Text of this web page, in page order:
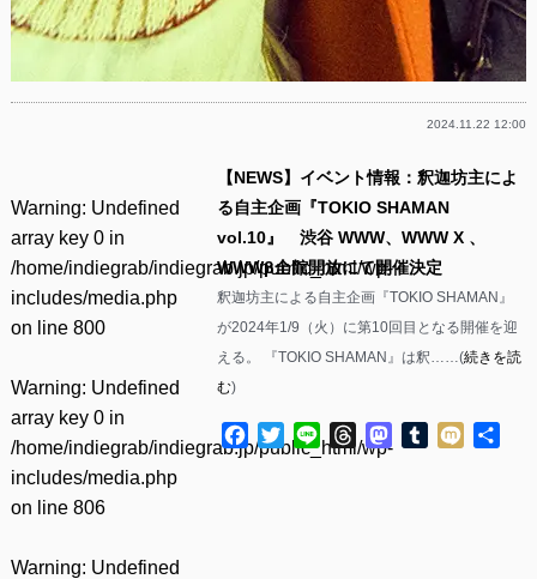
2024.11.22 12:00
Warning: Undefined
array key 0 in
/home/indiegrab/indiegrab.jp/public_html/wp-
includes/media.php
on line 800
Warning: Undefined
array key 0 in
/home/indiegrab/indiegrab.jp/public_html/wp-
includes/media.php
on line 806
Warning: Undefined
【NEWS】イベント情報：釈迦坊主によ
る自主企画『TOKIO SHAMAN
vol.10』 渋谷 WWW、WWW X 、
WWWβ全館開放にて開催決定
釈迦坊主による自主企画『TOKIO SHAMAN』
が2024年1/9（火）に第10回目となる開催を迎
える。 『TOKIO SHAMAN』は釈……(続きを読
む)
Facebook
TwitterLine ThreadsMastodon
Tumblr
Mixi